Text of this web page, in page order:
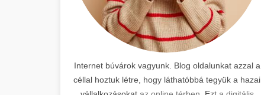
Internet búvárok vagyunk. Blog oldalunkat azzal a
céllal hoztuk létre, hogy láthatóbbá tegyük a hazai